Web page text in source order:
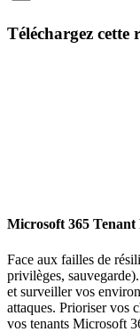
Téléchargez cette
Microsoft 365 Tenant
Face aux failles de
privilèges,
et surveiller vos
attaques. Prioriser vos
vos tenants Microsoft